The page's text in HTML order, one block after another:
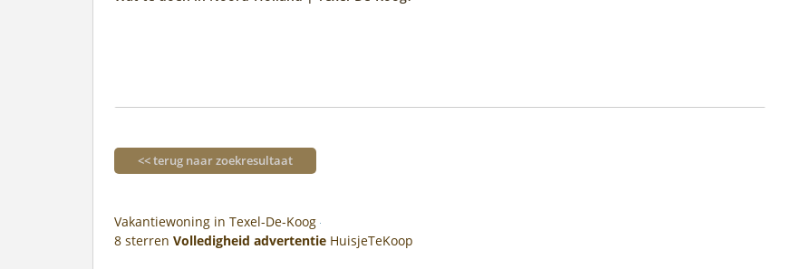
<< terug naar zoekresultaat
Vakantiewoning in Texel-De-Koog
8 sterren Volledigheid advertentie HuisjeTeKoop